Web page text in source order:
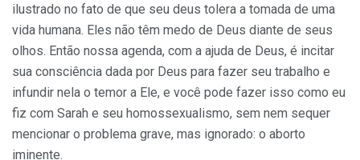
ilustrado no fato de que seu deus tolera a tomada de uma
vida humana. Eles não têm medo de Deus diante de seus
olhos. Então nossa agenda, com a ajuda de Deus, é incitar
sua consciência dada por Deus para fazer seu trabalho e
infundir nela o temor a Ele, e você pode fazer isso como eu
fiz com Sarah e seu homossexualismo, sem nem sequer
mencionar o problema grave, mas ignorado: o aborto
iminente.